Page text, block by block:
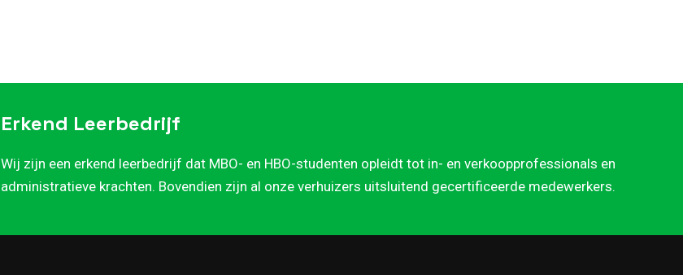
Erkend Leerbedrijf
Wij zijn een erkend leerbedrijf dat MBO- en HBO-studenten opleidt tot in- en verkoopprofessionals en
administratieve krachten. Bovendien zijn al onze verhuizers uitsluitend gecertificeerde medewerkers.